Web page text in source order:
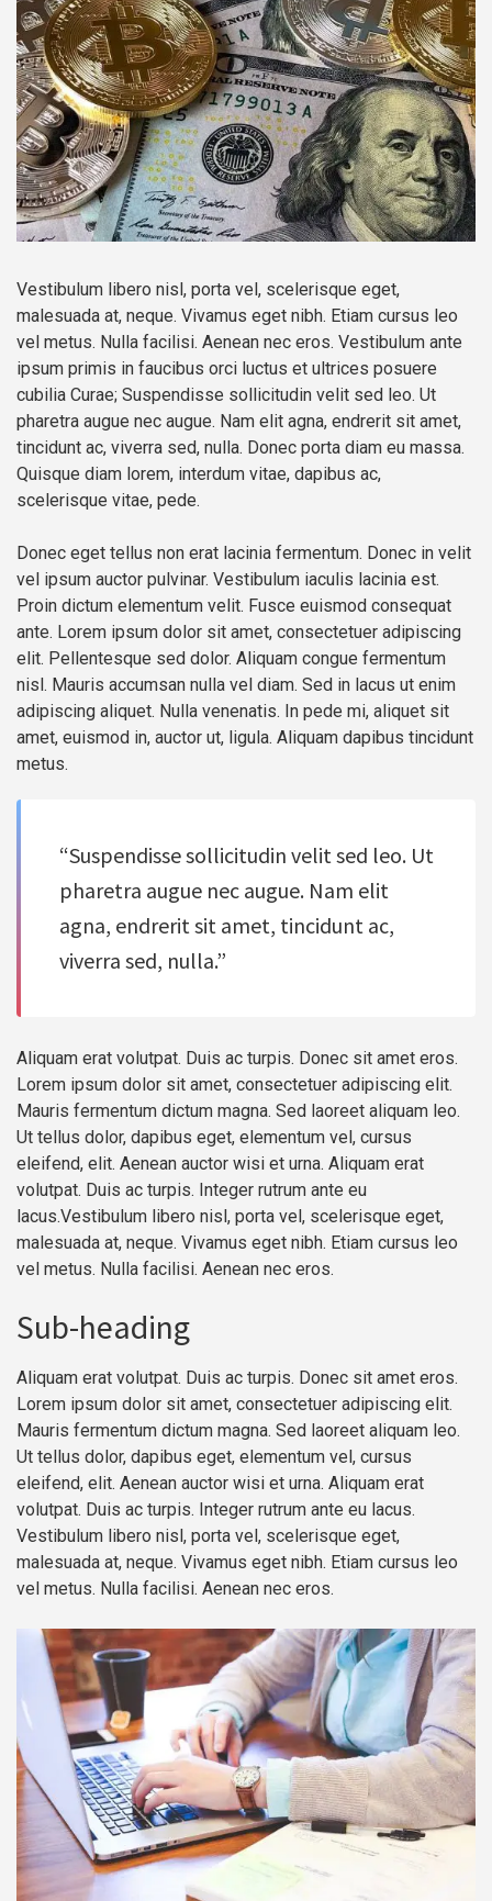
Vestibulum libero nisl, porta vel, scelerisque eget,
malesuada at, neque. Vivamus eget nibh. Etiam cursus leo
vel metus. Nulla facilisi. Aenean nec eros. Vestibulum ante
ipsum primis in faucibus orci luctus et ultrices posuere
cubilia Curae; Suspendisse sollicitudin velit sed leo. Ut
pharetra augue nec augue. Nam elit agna, endrerit sit amet,
tincidunt ac, viverra sed, nulla. Donec porta diam eu massa.
Quisque diam lorem, interdum vitae, dapibus ac,
scelerisque vitae, pede.
Donec eget tellus non erat lacinia fermentum. Donec in velit
vel ipsum auctor pulvinar. Vestibulum iaculis lacinia est.
Proin dictum elementum velit. Fusce euismod consequat
ante. Lorem ipsum dolor sit amet, consectetuer adipiscing
elit. Pellentesque sed dolor. Aliquam congue fermentum
nisl. Mauris accumsan nulla vel diam. Sed in lacus ut enim
adipiscing aliquet. Nulla venenatis. In pede mi, aliquet sit
amet, euismod in, auctor ut, ligula. Aliquam dapibus tincidunt
metus.
“Suspendisse sollicitudin velit sed leo. Ut
pharetra augue nec augue. Nam elit
agna, endrerit sit amet, tincidunt ac,
viverra sed, nulla.”
Aliquam erat volutpat. Duis ac turpis. Donec sit amet eros.
Lorem ipsum dolor sit amet, consectetuer adipiscing elit.
Mauris fermentum dictum magna. Sed laoreet aliquam leo.
Ut tellus dolor, dapibus eget, elementum vel, cursus
eleifend, elit. Aenean auctor wisi et urna. Aliquam erat
volutpat. Duis ac turpis. Integer rutrum ante eu
lacus.Vestibulum libero nisl, porta vel, scelerisque eget,
malesuada at, neque. Vivamus eget nibh. Etiam cursus leo
vel metus. Nulla facilisi. Aenean nec eros.
Sub-heading
Aliquam erat volutpat. Duis ac turpis. Donec sit amet eros.
Lorem ipsum dolor sit amet, consectetuer adipiscing elit.
Mauris fermentum dictum magna. Sed laoreet aliquam leo.
Ut tellus dolor, dapibus eget, elementum vel, cursus
eleifend, elit. Aenean auctor wisi et urna. Aliquam erat
volutpat. Duis ac turpis. Integer rutrum ante eu lacus.
Vestibulum libero nisl, porta vel, scelerisque eget,
malesuada at, neque. Vivamus eget nibh. Etiam cursus leo
vel metus. Nulla facilisi. Aenean nec eros.